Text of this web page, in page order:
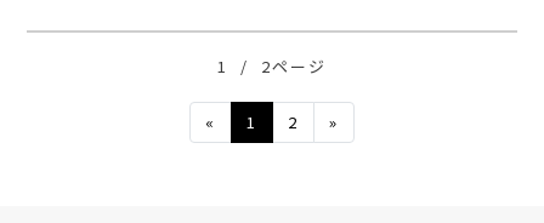
1 / 2ページ
« Previous
1 2 »